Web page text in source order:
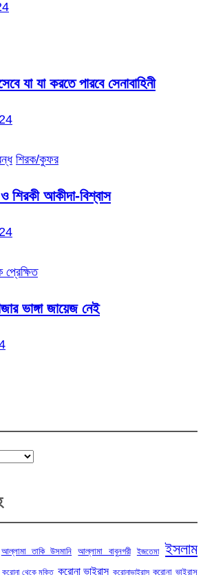
যা যা করতে পারবে সেনাবাহিনী
শিরক/কুফর
শিরকী আকীদা-বিশ্বাস
প্রেক্ষিত
ভাঙ্গা জায়েজ নেই
আল্লামা তাকি উসমানি আল্লামা বাবুনগরী ইজতেমা ইসলাম
করোনা থেকে মুক্তি করোনা ভাইরাস করোনাভাইরাস করোনা ভাইরাস